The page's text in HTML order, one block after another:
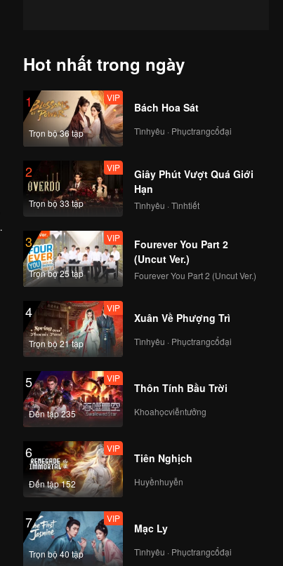
Hot nhất trong ngày
1
Trọn bộ 36 tập
VIP
Bách Hoa Sát
Tìnhyêu · Phụctrangcổđại
2
Trọn bộ 33 tập
VIP
Giây Phút Vượt Quá Giới
Hạn
Tìnhyêu · Tìnhtiết
3
Trọn bộ 25 tập
VIP
Fourever You Part 2
(Uncut Ver.)
Fourever You Part 2 (Uncut Ver.)
4
Trọn bộ 21 tập
VIP
Xuân Về Phượng Trì
Tìnhyêu · Phụctrangcổđại
5
Đến tập 235
VIP
Thôn Tính Bầu Trời
Khoahọcviễntưởng
6
Đến tập 152
VIP
Tiên Nghịch
Huyềnhuyễn
7
Trọn bộ 40 tập
VIP
Mạc Ly
Tìnhyêu · Phụctrangcổđại